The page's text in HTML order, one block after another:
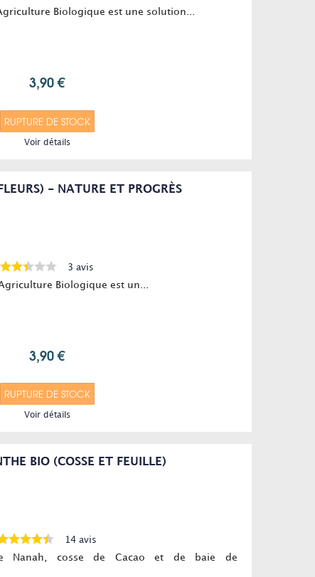
Biologique est une solution...
3,90 €
RUPTURE DE STOCK
Voir détails
- NATURE ET PROGRÈS
3 avis
Biologique est un...
3,90 €
RUPTURE DE STOCK
Voir détails
BIO (COSSE ET FEUILLE)
14 avis
Nanah, cosse de Cacao et de baie de